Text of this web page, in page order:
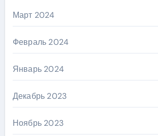
Март 2024
Февраль 2024
Январь 2024
Декабрь 2023
Ноябрь 2023